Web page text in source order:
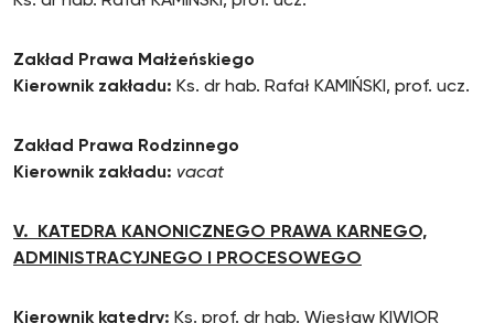
Zakład Prawa Małżeńskiego
Kierownik zakładu: Ks. dr hab. Rafał KAMIŃSKI, prof. ucz.
Zakład Prawa Rodzinnego
Kierownik zakładu: vacat
V. KATEDRA KANONICZNEGO PRAWA KARNEGO,
ADMINISTRACYJNEGO I PROCESOWEGO
Kierownik katedry: Ks. prof. dr hab. Wiesław KIWIOR